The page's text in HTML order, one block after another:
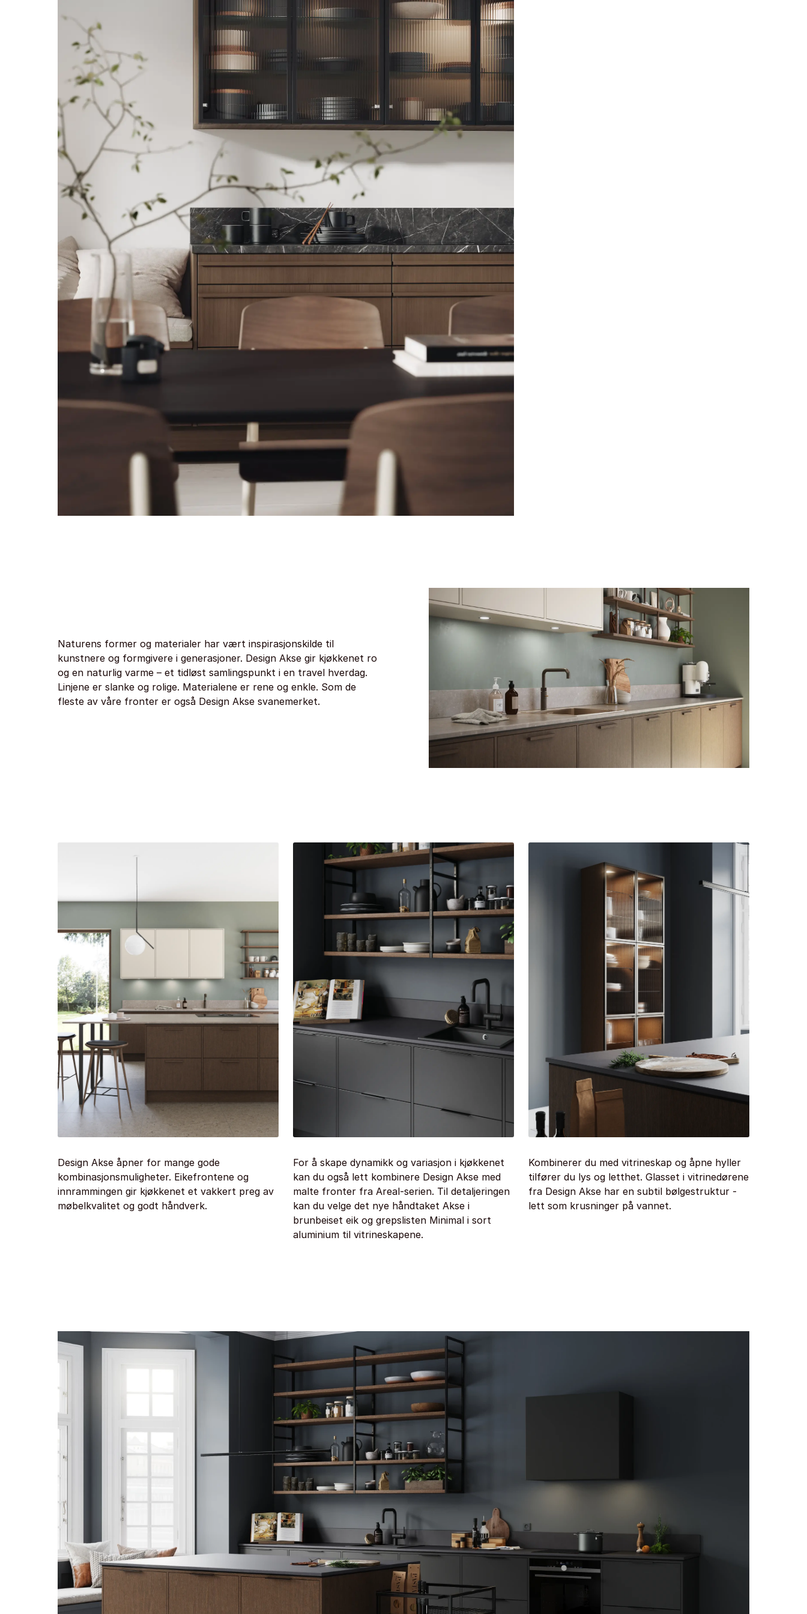
Naturens former og materialer har vært inspirasjonskilde til
kunstnere og formgivere i generasjoner. Design Akse gir kjøkkenet ro
og en naturlig varme – et tidløst samlingspunkt i en travel hverdag.
Linjene er slanke og rolige. Materialene er rene og enkle. Som de
fleste av våre fronter er også Design Akse svanemerket.
Design Akse åpner for mange gode
kombinasjonsmuligheter. Eikefrontene og
innrammingen gir kjøkkenet et vakkert preg av
møbelkvalitet og godt håndverk.
For å skape dynamikk og variasjon i kjøkkenet
kan du også lett kombinere Design Akse med
malte fronter fra Areal-serien. Til detaljeringen
kan du velge det nye håndtaket Akse i
brunbeiset eik og grepslisten Minimal i sort
aluminium til vitrineskapene.
Kombinerer du med vitrineskap og åpne hyller
tilfører du lys og letthet. Glasset i vitrinedørene
fra Design Akse har en subtil bølgestruktur -
lett som krusninger på vannet.